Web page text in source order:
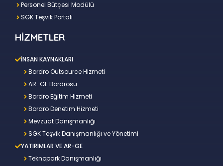
Personel Bütçesi Modülü
SGK Teşvik Portalı
HİZMETLER
İNSAN KAYNAKLARI
Bordro Outsource Hizmeti
AR-GE Bordrosu
Bordro Eğitim Hizmeti
Bordro Denetim Hizmeti
Mevzuat Danışmanlığı
SGK Teşvik Danışmanlığı ve Yönetimi
YATIRIMLAR VE AR-GE
Teknopark Danışmanlığı